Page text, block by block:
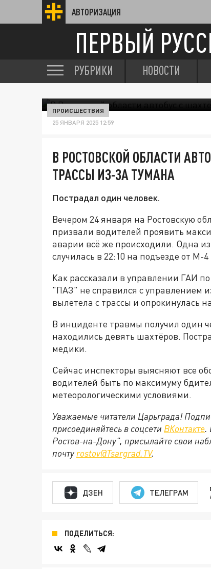
АВТОРИЗАЦИЯ
ПЕРВЫЙ
РУБРИКИ НОВОСТИ
ПРОИСШЕСТВИЯ
25 ЯНВАРЯ 2025 12:59
В РОСТОВСКОЙ ОБЛАСТИ
ТРАССЫ ИЗ-ЗА ТУМАНА
Пострадал один человек.
Вечером 24 января на Ростовскую
призвали водителей проявить
аварии всё же происходили. Одна из
случилась в 22:10 на подъезде от М-
Как рассказали в управлении ГАИ
"ПАЗ" не справился с управлением
вылетела с трассы и опрокинулась
В инциденте травмы получил один
находились девять шахтёров.
медики.
Сейчас инспекторы выясняют все
водителей быть по максимуму
метеорологическими условиями.
Уважаемые читатели Царьграда!
присоединяйтесь в соцсети ВКонтакте.
Ростов-на-Дону", присылайте свои
почту rostov@Tsargrad.ТV.
ДЗЕН ТЕЛЕГРАМ
ПОДЕЛИТЬСЯ: